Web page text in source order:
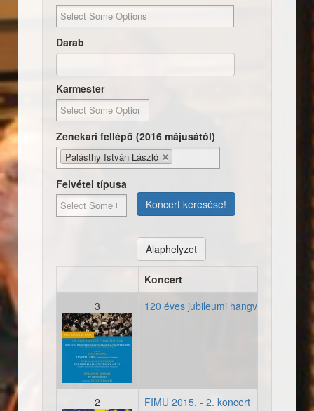
Darab
Karmester
Zenekari fellépő (2016 májusától)
Palásthy István László
Felvétel típusa
Koncert keresése!
Alaphelyzet
Koncert
3
2016_05_13_4-plakat.jpg
120 éves jubileumi hangverseny
2 FIMU 2015. - 2. koncert